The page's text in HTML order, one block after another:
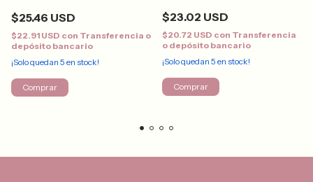
$25.46 USD
$22.91 USD con Transferencia o
depósito bancario
¡Solo quedan 5 en stock!
Comprar
$23.02 USD
$20.72 USD con Transferencia
o depósito bancario
¡Solo quedan 5 en stock!
Comprar